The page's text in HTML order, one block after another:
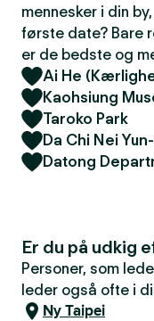
mennesker i din
første date? Bare
er de bedste og
Ai He
Kaohsiung
Taroko Park
Da Chi Nei
Datong
Er du på udkig
Personer, som
leder også ofte i
Ny Taipei